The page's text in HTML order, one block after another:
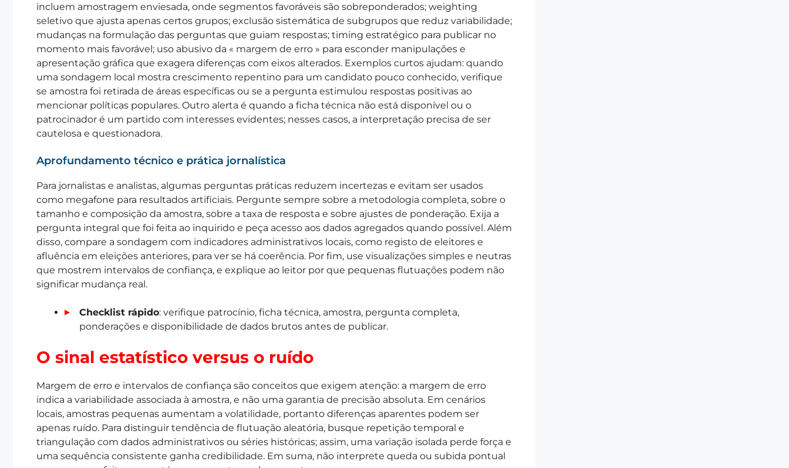
incluem amostragem enviesada, onde segmentos favoráveis são sobreponderados; weighting
seletivo que ajusta apenas certos grupos; exclusão sistemática de subgrupos que reduz variabilidade;
mudanças na formulação das perguntas que guiam respostas; timing estratégico para publicar no
momento mais favorável; uso abusivo da « margem de erro » para esconder manipulações e
apresentação gráfica que exagera diferenças com eixos alterados. Exemplos curtos ajudam: quando
uma sondagem local mostra crescimento repentino para um candidato pouco conhecido, verifique
se amostra foi retirada de áreas específicas ou se a pergunta estimulou respostas positivas ao
mencionar políticas populares. Outro alerta é quando a ficha técnica não está disponível ou o
patrocinador é um partido com interesses evidentes; nesses casos, a interpretação precisa de ser
cautelosa e questionadora.
Aprofundamento técnico e prática jornalística
Para jornalistas e analistas, algumas perguntas práticas reduzem incertezas e evitam ser usados
como megafone para resultados artificiais. Pergunte sempre sobre a metodologia completa, sobre o
tamanho e composição da amostra, sobre a taxa de resposta e sobre ajustes de ponderação. Exija a
pergunta integral que foi feita ao inquirido e peça acesso aos dados agregados quando possível. Além
disso, compare a sondagem com indicadores administrativos locais, como registo de eleitores e
afluência em eleições anteriores, para ver se há coerência. Por fim, use visualizações simples e neutras
que mostrem intervalos de confiança, e explique ao leitor por que pequenas flutuações podem não
significar mudança real.
Checklist rápido: verifique patrocínio, ficha técnica, amostra, pergunta completa,
ponderações e disponibilidade de dados brutos antes de publicar.
O sinal estatístico versus o ruído
Margem de erro e intervalos de confiança são conceitos que exigem atenção: a margem de erro
indica a variabilidade associada à amostra, e não uma garantia de precisão absoluta. Em cenários
locais, amostras pequenas aumentam a volatilidade, portanto diferenças aparentes podem ser
apenas ruído. Para distinguir tendência de flutuação aleatória, busque repetição temporal e
triangulação com dados administrativos ou séries históricas; assim, uma variação isolada perde força e
uma sequência consistente ganha credibilidade. Em suma, não interprete queda ou subida pontual